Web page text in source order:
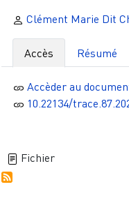
Clément Marie Dit
Accès Résumé
Accèder au
10.22134/
Fichier